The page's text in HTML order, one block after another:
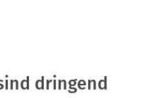
dringend